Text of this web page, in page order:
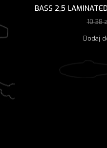
BASS 2,5
10,38
Dodaj